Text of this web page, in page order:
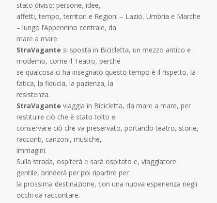
stato diviso: persone, idee,
affetti, tempo, territori e Regioni – Lazio, Umbria e Marche
– lungo l’Appennino centrale, da
mare a mare.
StraVagante si sposta in Bicicletta, un mezzo antico e
moderno, come il Teatro, perché
se qualcosa ci ha insegnato questo tempo è il rispetto, la
fatica, la fiducia, la pazienza, la
resistenza.
StraVagante viaggia in Bicicletta, da mare a mare, per
restituire ciò che è stato tolto e
conservare ciò che va preservato, portando teatro, storie,
racconti, canzoni, musiche,
immagini.
Sulla strada, ospiterà e sarà ospitato e, viaggiatore
gentile, brinderà per poi ripartire per
la prossima destinazione, con una nuova esperienza negli
occhi da raccontare.